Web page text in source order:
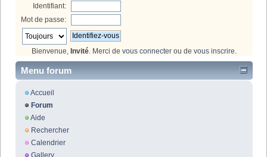
Identifiant:
Mot de passe:
Bienvenue, Invité. Merci de vous connecter ou de vous inscrire.
Menu forum
Accueil
Forum
Aide
Rechercher
Calendrier
Gallery